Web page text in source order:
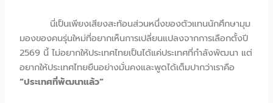
นี่เป็นเพียงเสียงสะท้อนส่วนหนึ่งของตัวแทนนักศึกษามุม
มองของคนรุ่นใหม่ที่อยากเห็นการเปลี่ยนแปลงจากการเลือกตั้งปี
2569 นี้ ไม่อยากให้ประเทศไทยเป็นได้แค่ประเทศที่กำลังพัฒนา แต่
อยากให้ประเทศไทยยืนอย่างมั่นคงและพูดได้เต็มปากว่าเราคือ
“ประเทศที่พัฒนาแล้ว”